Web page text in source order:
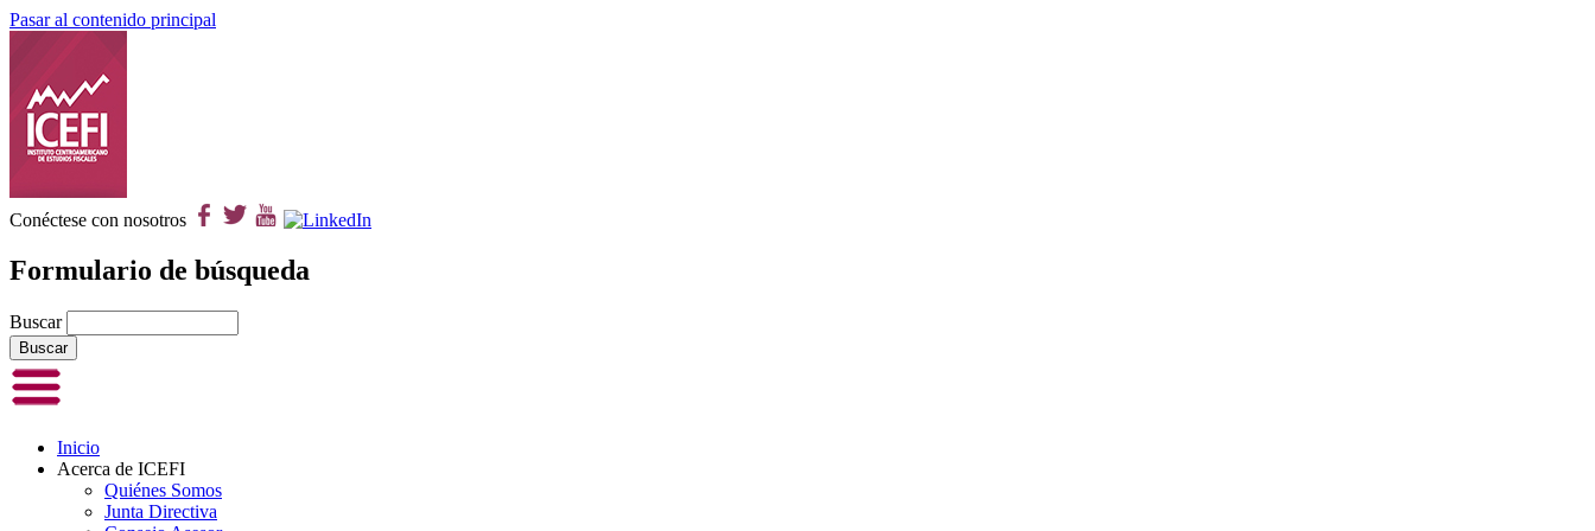
Pasar al contenido principal
Conéctese con nosotros
Formulario de búsqueda
Buscar
Inicio
Acerca de ICEFI
Quiénes Somos
Junta Directiva